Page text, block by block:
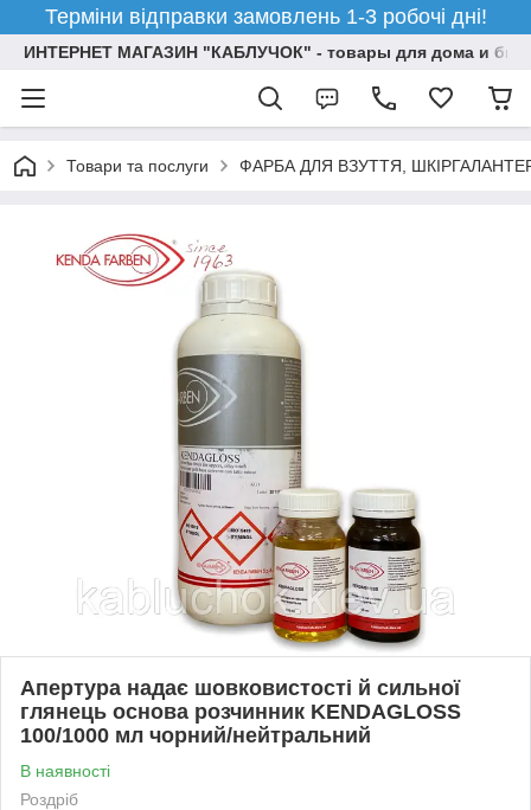
Терміни відправки замовлень 1-3 робочі дні!
ИНТЕРНЕТ МАГАЗИН "КАБЛУЧОК" - товары для дома и
Товари та послуги ФАРБА ДЛЯ ВЗУТТЯ,
Апертура надає шовковистості й сильної
глянець основа розчинник KENDAGLOSS
100/1000 мл чорний/нейтральний
В наявності
Роздріб